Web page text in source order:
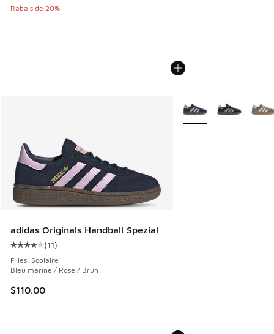
Rabais de 20%
adidas Originals Handball Spezial
Cote moyenne du client - [4 sur 5 étoiles], 11
(11)
Filles, Scolaire
Bleu marine / Rose / Brun
$110.00
Plus de couleurs